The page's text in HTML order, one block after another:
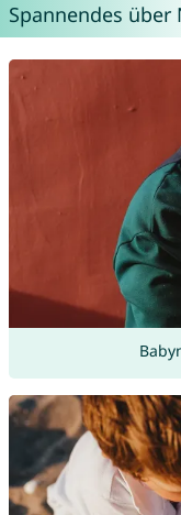
Spannendes über